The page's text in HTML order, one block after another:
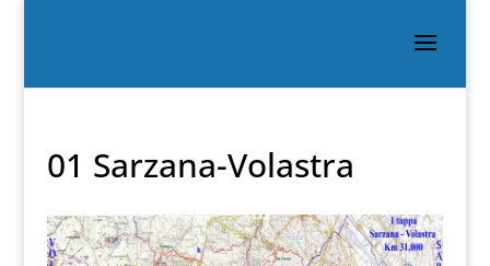
01 Sarzana-Volastra